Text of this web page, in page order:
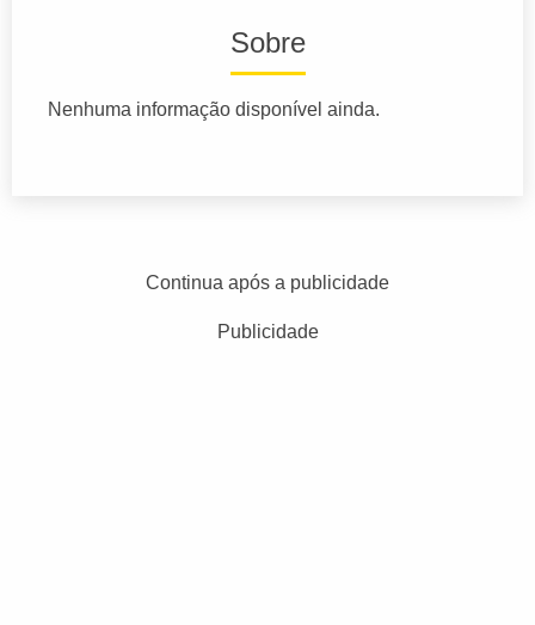
Sobre
Nenhuma informação disponível ainda.
Continua após a publicidade
Publicidade